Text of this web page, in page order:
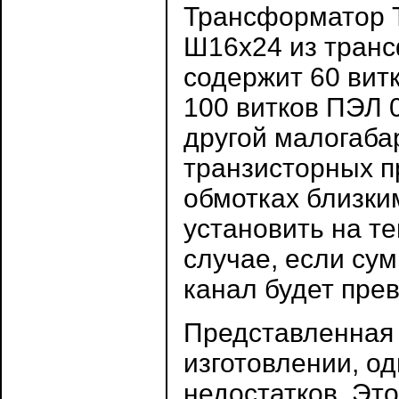
Трансформатор
Ш16х24 из
содержит 60
100 витков ПЭЛ
другой
транзисторных
обмотках
установить на
случае, если
канал будет
изготовлении,
недостатков.